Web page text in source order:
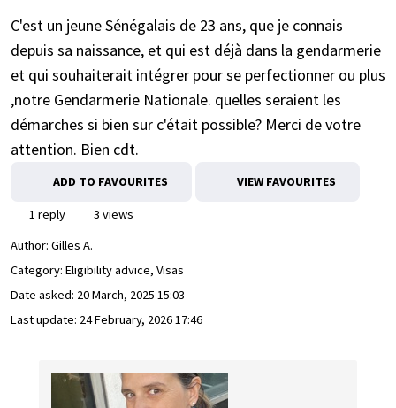
C'est un jeune Sénégalais de 23 ans, que je connais
depuis sa naissance, et qui est déjà dans la gendarmerie
et qui souhaiterait intégrer pour se perfectionner ou plus
,notre Gendarmerie Nationale. quelles seraient les
démarches si bien sur c'était possible? Merci de votre
attention. Bien cdt.
ADD TO FAVOURITES VIEW FAVOURITES
1 reply
3 views
Author: Gilles A.
Category: Eligibility advice, Visas
Date asked: 20 March, 2025 15:03
Last update: 24 February, 2026 17:46